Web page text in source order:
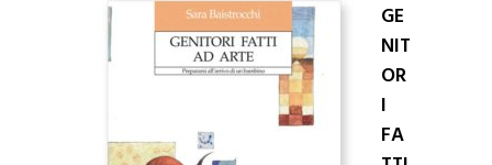
GE
NIT
OR
I
FA